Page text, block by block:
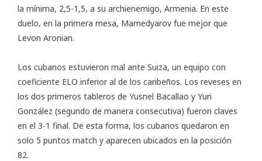
la mínima, 2,5-1,5, a su archienemigo, Armenia. En este
duelo, en la primera mesa, Mamedyarov fue mejor que
Levon Aronian.
Los cubanos estuvieron mal ante Suiza, un equipo con
coeficiente ELO inferior al de los caribeños. Los reveses en
los dos primeros tableros de Yusnel Bacallao y Yuri
González (segundo de manera consecutiva) fueron claves
en el 3-1 final. De esta forma, los cubanos quedaron en
solo 5 puntos match y aparecen ubicados en la posición
82.